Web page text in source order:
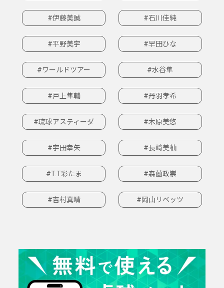
#伊藤美誠 #石川佳純
#平野美宇 #早田ひな
#ワールドツアー #水谷隼
#戸上隼輔 #丹羽孝希
#琉球アスティーダ #木原美悠
#宇田幸矢 #長﨑美柚
#T.T彩たま #森薗政崇
#吉村真晴 #岡山リベッツ